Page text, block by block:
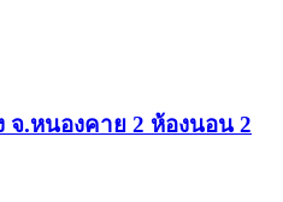
จ.หนองคาย 2 ห้องนอน 2